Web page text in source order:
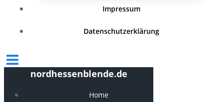
Impressum
Datenschutzerklärung
nordhessenblende.de
Home